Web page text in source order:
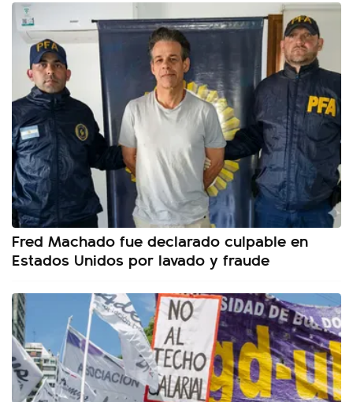
Fred Machado fue declarado culpable en
Estados Unidos por lavado y fraude